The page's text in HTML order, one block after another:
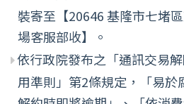
裝寄至【20646 基隆市七堵
場客服部收】。
依行政院發布之「通訊交易
用準則」第2條規定，「易於